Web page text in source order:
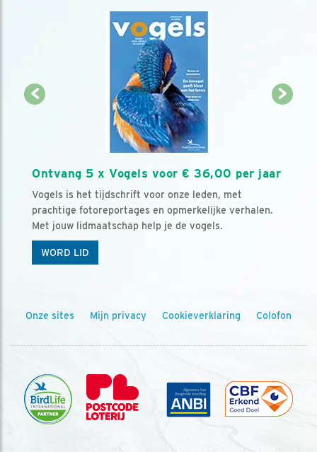
Ontvang 5 x Vogels voor € 36,00 per jaar
Vogels is het tijdschrift voor onze leden, met
prachtige fotoreportages en opmerkelijke verhalen.
Met jouw lidmaatschap help je de vogels.
WORD LID
Onze sites Mijn privacy Cookieverklaring Colofon